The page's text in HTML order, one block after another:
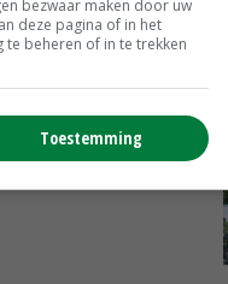
bezwaar maken door uw
deze pagina of in het
te beheren of in te trekken
Toestemming